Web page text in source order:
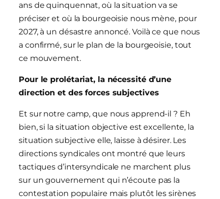
ans de quinquennat, où la situation va se
préciser et où la bourgeoisie nous mène, pour
2027, à un désastre annoncé. Voilà ce que nous
a confirmé, sur le plan de la bourgeoisie, tout
ce mouvement.
Pour le prolétariat, la nécessité d’une
direction et des forces subjectives
Et sur notre camp, que nous apprend-il ? Eh
bien, si la situation objective est excellente, la
situation subjective elle, laisse à désirer. Les
directions syndicales ont montré que leurs
tactiques d’intersyndicale ne marchent plus
sur un gouvernement qui n’écoute pas la
contestation populaire mais plutôt les sirènes